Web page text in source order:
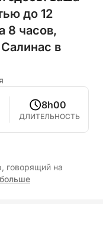
до 12
8 часов,
в
8h00
ДЛИТЕЛЬНОСТЬ
говорящий на